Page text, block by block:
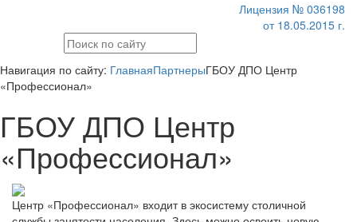
Лицензия № 036198
от 18.05.2015 г.
Навигация по сайту: ГлавнаяПартнерыГБОУ ДПО Центр
«Профессионал»
ГБОУ ДПО Центр
«Профессионал»
Центр «Профессионал» входит в экосистему столичной